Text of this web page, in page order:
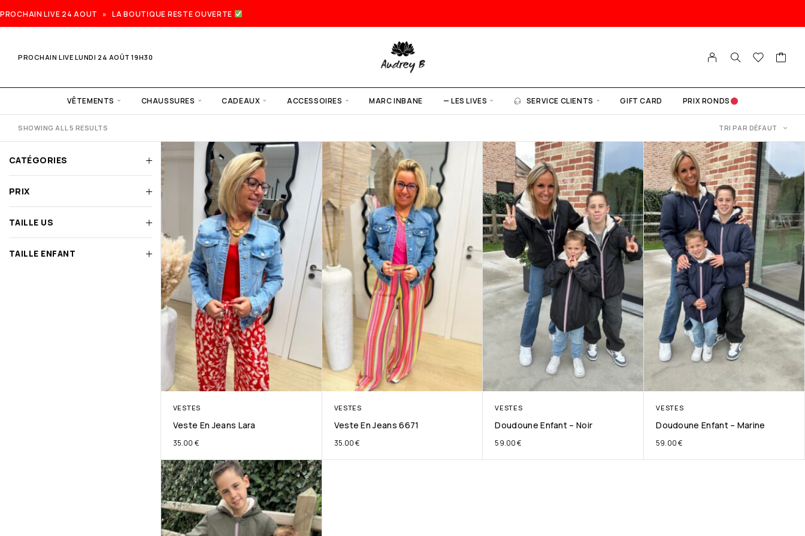
PROCHAIN LIVE 24 AOUT » LA BOUTIQUE RESTE OUVERTE
PROCHAIN LIVE LUNDI 24 AOÛT 19H30
VÊTEMENTS CHAUSSURES CADEAUX ACCESSOIRES MARC INBANE — LES LIVES SERVICE CLIENTS GIFT CARD PRIX RONDS
SHOWING ALL 5 RESULTS TRI PAR DÉFAUT
CATÉGORIES
PRIX
TAILLE US
TAILLE ENFANT
VESTES
Veste En Jeans Lara
35.00 €
VESTES
Veste En Jeans 6671
35.00€
VESTES
Doudoune Enfant – Noir
59.00€
VESTES
Doudoune Enfant – Marine
59.00€